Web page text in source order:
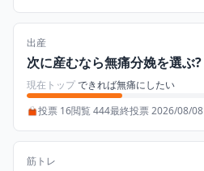
出産
次に産むなら無痛分娩を選ぶ?
現在トップできれば無痛にしたい
投票 16閲覧 444最終投票 2026/08/08
筋トレ